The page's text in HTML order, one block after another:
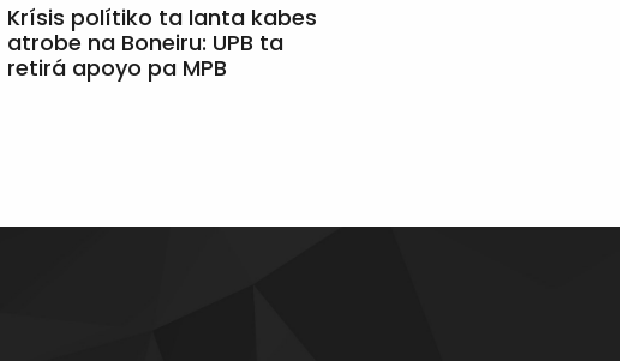
Krísis polítiko ta lanta kabes
atrobe na Boneiru: UPB ta
retirá apoyo pa MPB